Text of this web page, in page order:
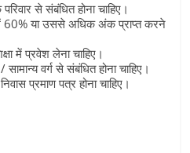
से संबंधित होना चाहिए।
में 60% या उससे अधिक अंक प्राप्त करने
में प्रवेश लेना चाहिए।
वर्ग से संबंधित होना चाहिए।
प्रमाण पत्र होना चाहिए।